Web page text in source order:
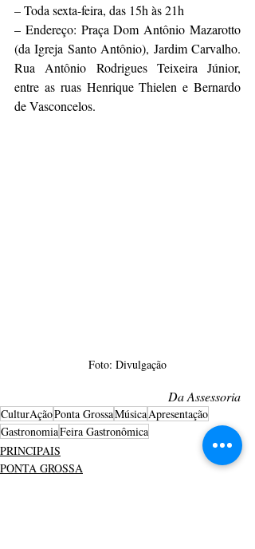
– Toda sexta-feira, das 15h às 21h
– Endereço: Praça Dom Antônio Mazarotto
(da Igreja Santo Antônio), Jardim Carvalho.
Rua Antônio Rodrigues Teixeira Júnior,
entre as ruas Henrique Thielen e Bernardo
de Vasconcelos.
Foto: Divulgação
Da Assessoria
CulturAçãoPonta GrossaMúsicaApresentação
GastronomiaFeira Gastronômica
PRINCIPAIS
PONTA GROSSA